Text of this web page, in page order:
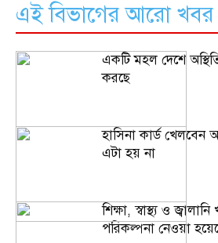
এই বিভাগের আরো খবর
একটি মহল দেশে
করছে
হাসিনা কার্ড খেলবেন
এটা হয় না
শিক্ষা, স্বাস্থ্য ও
পরিকল্পনা নেওয়া